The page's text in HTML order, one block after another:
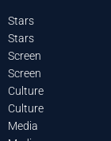
Stars
Stars
Screen
Screen
Culture
Culture
Media